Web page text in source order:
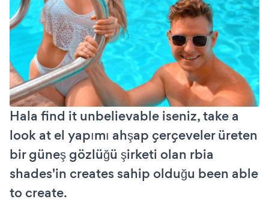
Hala find it unbelievable iseniz, take a
look at el yapımı ahşap çerçeveler üreten
bir güneş gözlüğü şirketi olan rbia
shades'in creates sahip olduğu been able
to create.